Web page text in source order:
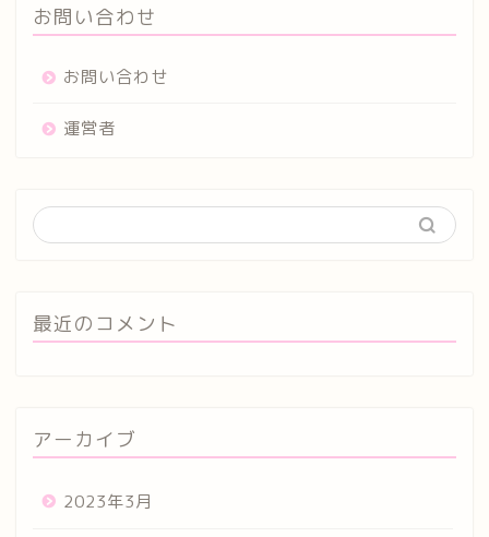
お問い合わせ
お問い合わせ
運営者
最近のコメント
アーカイブ
2023年3月